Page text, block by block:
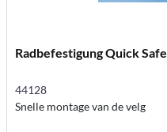
Radbefestigung Quick Safe
44128
Snelle montage van de velg